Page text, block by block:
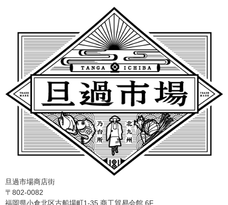
旦過市場商店街
〒802-0082
福岡県小倉北区古船場町1-35 商工貿易会館 6F